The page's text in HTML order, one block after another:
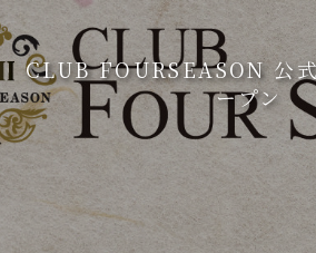
求人 RECRUIT
お知らせ NEWS
CLUB FOURSEASON 公
ープン